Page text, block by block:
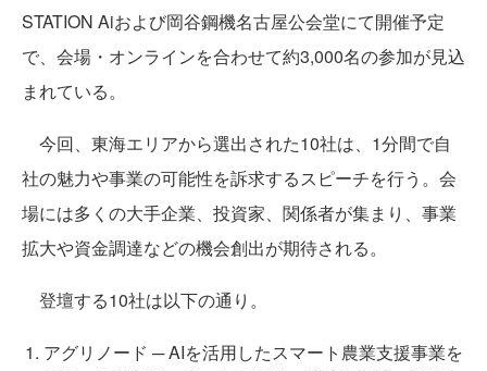
STATION Aiおよび岡谷鋼機名古屋公会堂にて開催予定
で、会場・オンラインを合わせて約3,000名の参加が見込
まれている。
今回、東海エリアから選出された10社は、1分間で自
社の魅力や事業の可能性を訴求するスピーチを行う。会
場には多くの大手企業、投資家、関係者が集まり、事業
拡大や資金調達などの機会創出が期待される。
登壇する10社は以下の通り。
アグリノード ─ AIを活用したスマート農業支援事業を